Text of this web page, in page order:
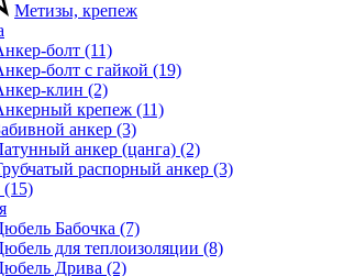
Метизы, крепеж
болт (11)
болт с гайкой (19)
клин (2)
крепеж (11)
анкер (3)
анкер (цанга) (2)
распорный анкер (3)
(15)
Бабочка (7)
для теплоизоляции (8)
Дрива (2)